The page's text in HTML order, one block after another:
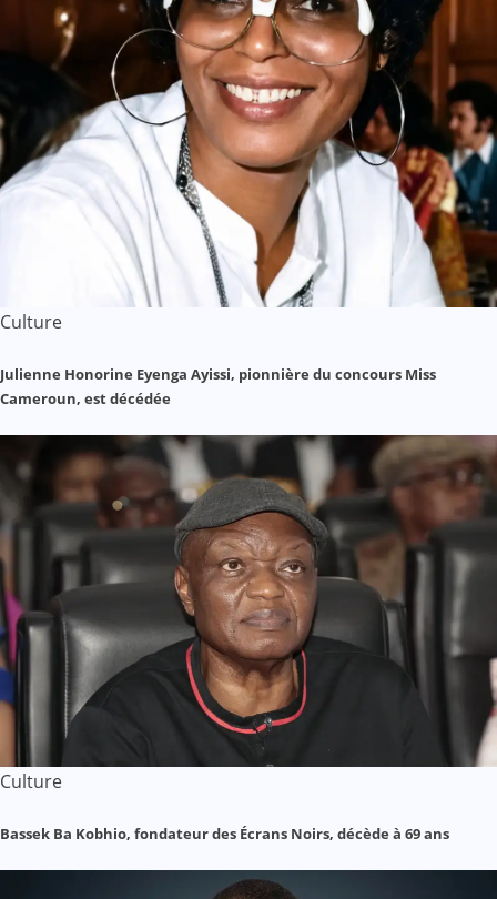
Culture
Julienne Honorine Eyenga Ayissi, pionnière du concours Miss
Cameroun, est décédée
Culture
Bassek Ba Kobhio, fondateur des Écrans Noirs, décède à 69 ans